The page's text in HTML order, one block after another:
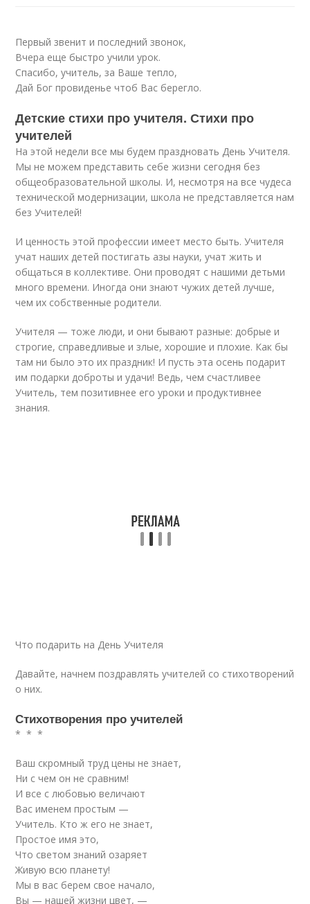
Первый звенит и последний звонок,
Вчера еще быстро учили урок.
Спасибо, учитель, за Ваше тепло,
Дай Бог провиденье чтоб Вас берегло.
Детские стихи про учителя. Стихи про
учителей
На этой недели все мы будем праздновать День Учителя.
Мы не можем представить себе жизни сегодня без
общеобразовательной школы. И, несмотря на все чудеса
технической модернизации, школа не представляется нам
без Учителей!
И ценность этой профессии имеет место быть. Учителя
учат наших детей постигать азы науки, учат жить и
общаться в коллективе. Они проводят с нашими детьми
много времени. Иногда они знают чужих детей лучше,
чем их собственные родители.
Учителя — тоже люди, и они бывают разные: добрые и
строгие, справедливые и злые, хорошие и плохие. Как бы
там ни было это их праздник! И пусть эта осень подарит
им подарки доброты и удачи! Ведь, чем счастливее
Учитель, тем позитивнее его уроки и продуктивнее
знания.
Что подарить на День Учителя
Давайте, начнем поздравлять учителей со стихотворений
о них.
Стихотворения про учителей
* * *
Ваш скромный труд цены не знает,
Ни с чем он не сравним!
И все с любовью величают
Вас именем простым —
Учитель. Кто ж его не знает,
Простое имя это,
Что светом знаний озаряет
Живую всю планету!
Мы в вас берем свое начало,
Вы — нашей жизни цвет, —